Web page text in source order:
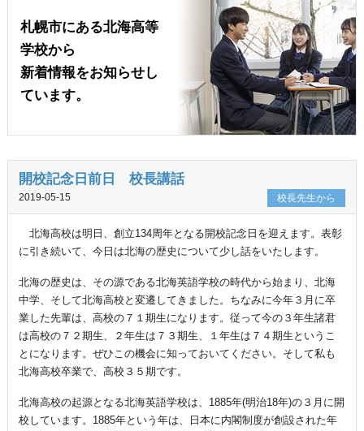
札幌市にある北海高等
学校から
新着情報をお知らせし
ています。
開校記念日前日 校長講話
2019-05-15 校長先生から
北海高校は明日、創立134周年となる開校記念日を迎えます。表彰
に引き続いて、今日は北海の歴史について少し話をいたします。
北海の歴史は、その源である北海英語学校の時代から始まり、北海
中学、そして北海高校と変遷してきました。ちなみに今年３月に卒
業した先輩は、高校の７１期生になります。従って今の３年生諸君
は高校の７２期生、２年生は７３期生、１年生は７４期生というこ
とになります。ぜひこの機会に知っておいてください。そして私も
北海高校卒業で、高校３５期です。
北海高校の起源となる北海英語学校は、1885年(明治18年)の３月に開
校しています。1885年という年は、日本に内閣制度が創設された年